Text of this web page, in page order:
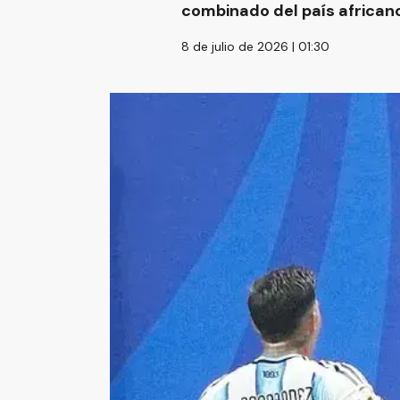
combinado del país
8 de julio de 2026 | 01:30